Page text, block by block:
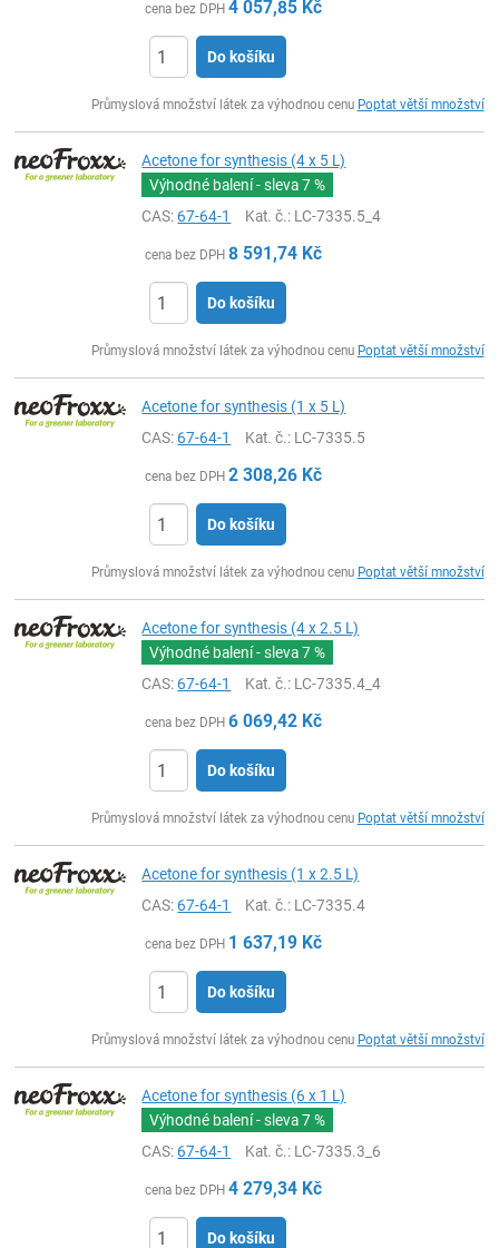
cena bez DPH 4 057,85 Kč
Do košíku
Průmyslová množství látek za výhodnou cenu Poptat větší množství
Acetone for synthesis (4 x 5 L)
Výhodné balení - sleva7 %
CAS:67-64-1 Kat. č.: LC-7335.5_4
cena bez DPH 8 591,74 Kč
Do košíku
Průmyslová množství látek za výhodnou cenu Poptat větší množství
Acetone for synthesis (1 x 5 L)
CAS:67-64-1 Kat. č.: LC-7335.5
cena bez DPH 2 308,26 Kč
Do košíku
Průmyslová množství látek za výhodnou cenu Poptat větší množství
Acetone for synthesis (4 x 2.5 L)
Výhodné balení - sleva7 %
CAS:67-64-1 Kat. č.: LC-7335.4_4
cena bez DPH 6 069,42 Kč
Do košíku
Průmyslová množství látek za výhodnou cenu Poptat větší množství
Acetone for synthesis (1 x 2.5 L)
CAS:67-64-1 Kat. č.: LC-7335.4
cena bez DPH 1 637,19 Kč
Do košíku
Průmyslová množství látek za výhodnou cenu Poptat větší množství
Acetone for synthesis (6 x 1 L)
Výhodné balení - sleva7 %
CAS:67-64-1 Kat. č.: LC-7335.3_6
cena bez DPH 4 279,34 Kč
Do košíku